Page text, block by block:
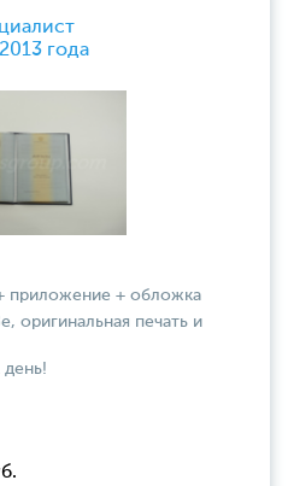
года
приложение + обложка
оригинальная печать и
день!